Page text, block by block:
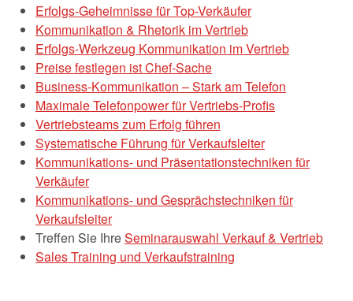
Erfolgs-Geheimnisse für Top-Verkäufer
Kommunikation & Rhetorik im Vertrieb
Erfolgs-Werkzeug Kommunikation im Vertrieb
Preise festlegen ist Chef-Sache
Business-Kommunikation – Stark am Telefon
Maximale Telefonpower für Vertriebs-Profis
Vertriebsteams zum Erfolg führen
Systematische Führung für Verkaufsleiter
Kommunikations- und Präsentationstechniken für
Verkäufer
Kommunikations- und Gesprächstechniken für
Verkaufsleiter
Treffen Sie IhreSeminarauswahl Verkauf & Vertrieb
Sales Training und Verkaufstraining